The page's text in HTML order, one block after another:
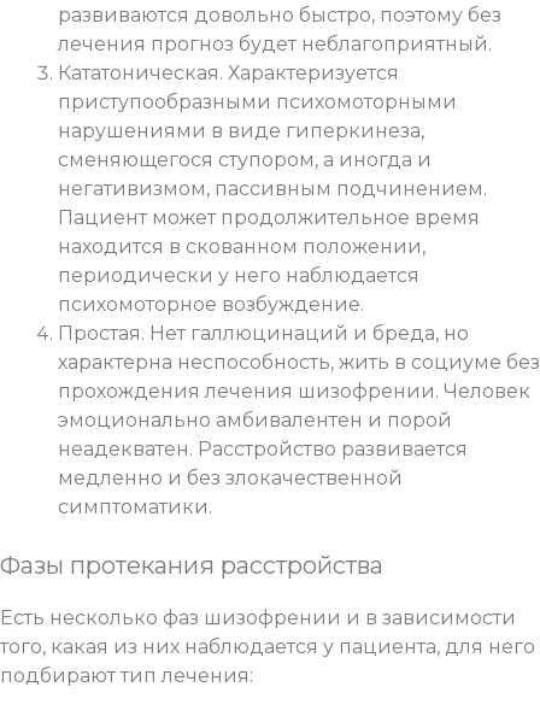
развиваются довольно быстро, поэтому без
лечения прогноз будет неблагоприятный.
Кататоническая. Характеризуется
приступообразными психомоторными
нарушениями в виде гиперкинеза,
сменяющегося ступором, а иногда и
негативизмом, пассивным подчинением.
Пациент может продолжительное время
находится в скованном положении,
периодически у него наблюдается
психомоторное возбуждение.
Простая. Нет галлюцинаций и бреда, но
характерна неспособность, жить в социуме без
прохождения лечения шизофрении. Человек
эмоционально амбивалентен и порой
неадекватен. Расстройство развивается
медленно и без злокачественной
симптоматики.
Фазы протекания расстройства
Есть несколько фаз шизофрении и в зависимости
того, какая из них наблюдается у пациента, для него
подбирают тип лечения: